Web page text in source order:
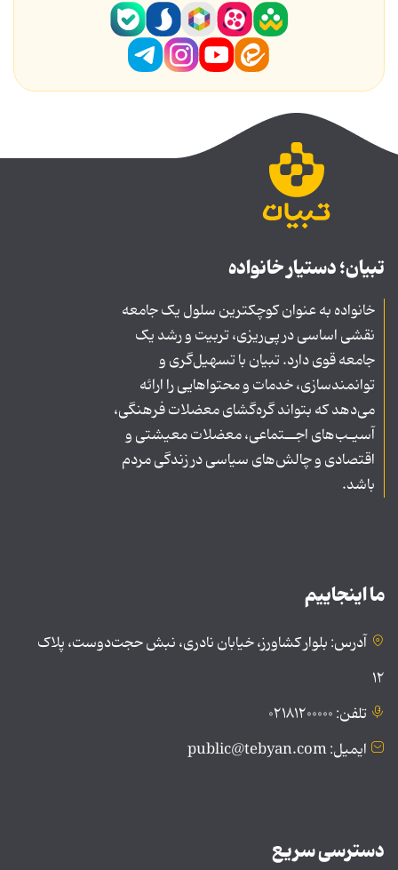
تبیان؛ دستیار خانواده
خانواده به عنوان کوچکترین سلول یک جامعه
نقشی اساسی در پی‌ریزی، تربیت و رشد یک
جامعه قوی دارد. تبیان با تسهیل‌گری و
توانمندسازی، خدمات و محتواهایی را ارائه
می‌دهد که بتواند گره‌گشای معضلات فرهنگی،
آسیـب‌های اجــتماعی، معضلات معیشتی و
اقتصادی و چالش‌های سیاسی در زندگی مردم
باشد.
ما اینجاییم
آدرس: بلوار کشاورز، خیابان نادری، نبش حجت‌دوست، پلاک
۱۲
تلفن: ۰۲۱۸۱۲۰۰۰۰۰
ایمیل: public@tebyan.com
دسترسی سریع